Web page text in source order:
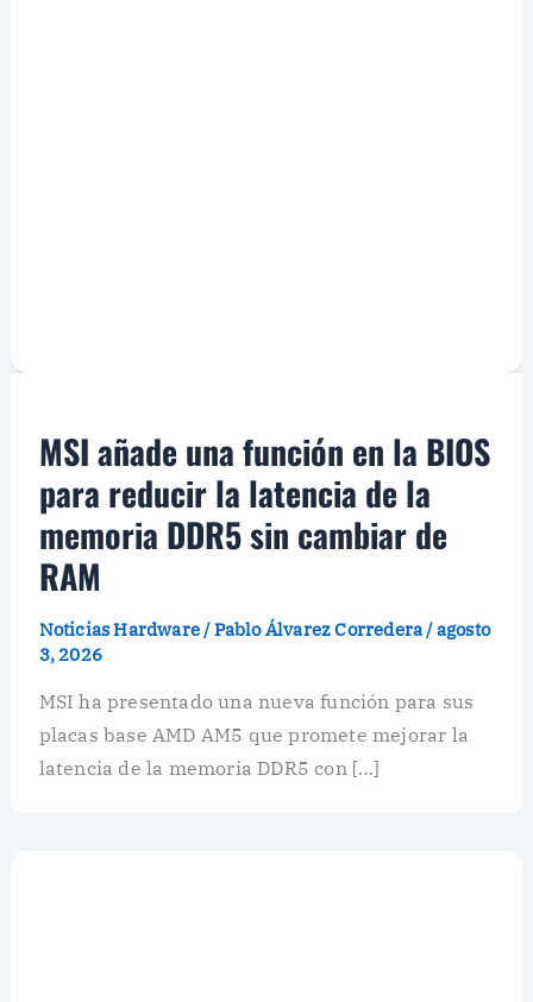
MSI añade una función en la BIOS
para reducir la latencia de la
memoria DDR5 sin cambiar de
RAM
Noticias Hardware /Pablo Álvarez Corredera/agosto
3, 2026
MSI ha presentado una nueva función para sus
placas base AMD AM5 que promete mejorar la
latencia de la memoria DDR5 con […]